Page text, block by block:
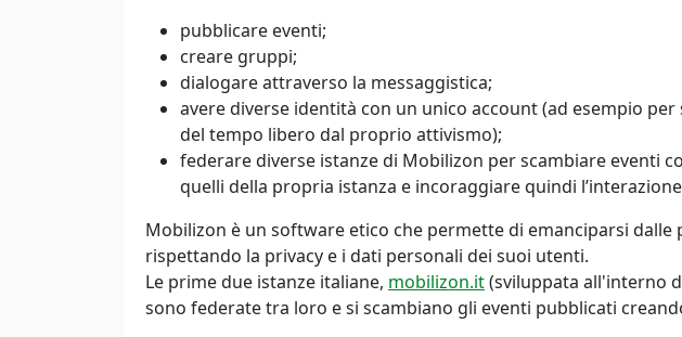
pubblicare eventi;
creare gruppi;
dialogare attraverso la messaggistica;
avere diverse identità con un unico account (ad esempio
del tempo libero dal proprio attivismo);
federare diverse istanze di Mobilizon per scambiare eventi
quelli della propria istanza e incoraggiare quindi
Mobilizon è un software etico che permette di emanciparsi
rispettando la privacy e i dati personali dei suoi utenti.
Le prime due istanze italiane, mobilizon.it(sviluppata all'interno
sono federate tra loro e si scambiano gli eventi pubblicati